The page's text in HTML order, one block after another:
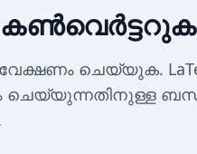
ചെയ്യുക.
ചെയ്യുന്നതിനുള്ള